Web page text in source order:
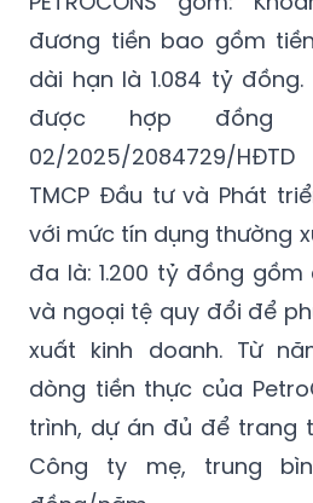
dài hạn là 1.084 tỷ đồng.
được hợp đồng
02/2025/2084729/
TMCP Đầu tư và Phát
với mức tín dụng thường
đa là: 1.200 tỷ đồng
và ngoại tệ quy đổi để
xuất kinh doanh. Từ
dòng tiền thực của
trình, dự án đủ để trang
Công ty mẹ, trung
đồng/năm.
Về tài sản khả dụng,